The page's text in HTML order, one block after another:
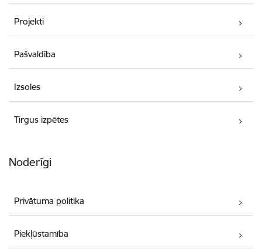
Projekti
Pašvaldība
Izsoles
Tirgus izpētes
Noderīgi
Privātuma politika
Piekļūstamība